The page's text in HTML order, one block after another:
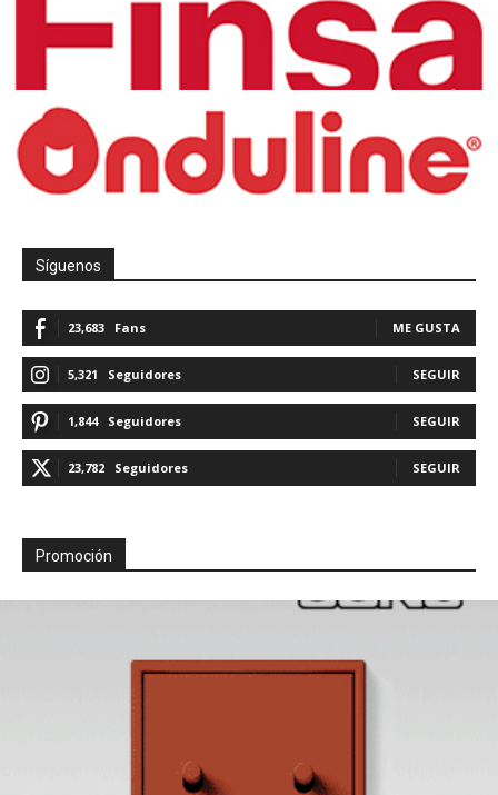
Síguenos
23,683 Fans ME GUSTA
5,321 Seguidores SEGUIR
1,844 Seguidores SEGUIR
23,782 Seguidores SEGUIR
Promoción